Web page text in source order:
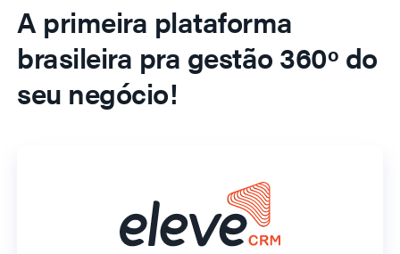
A primeira plataforma
brasileira pra gestão 360º do
seu negócio!